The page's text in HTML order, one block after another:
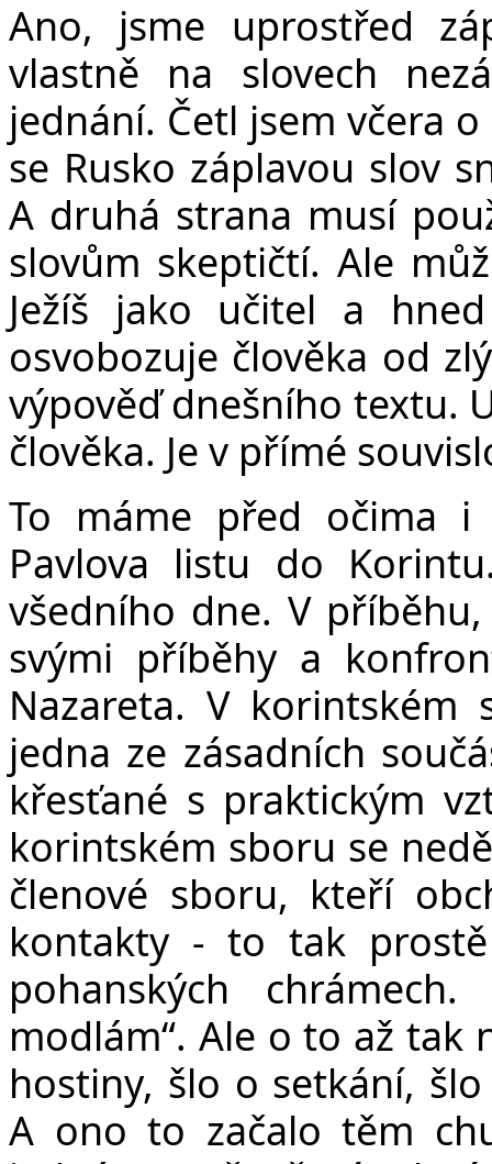
Ano, jsme uprostřed
vlastně na slovech
jednání. Četl jsem včera
se Rusko záplavou slov
A druhá strana musí
slovům skeptičtí. Ale
Ježíš jako učitel a
osvobozuje člověka od
výpověď dnešního textu.
člověka. Je v přímé
To máme před očima
Pavlova listu do
všedního dne. V
svými příběhy a
Nazareta. V
jedna ze zásadních
křesťané s praktickým
korintském sboru se
členové sboru, kteří
kontakty - to tak
pohanských
modlám“. Ale o to až tak
hostiny, šlo o setkání,
A ono to začalo těm